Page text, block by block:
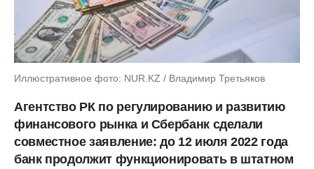
Иллюстративное фото: NUR.KZ / Владимир Третьяков
Агентство РК по регулированию и развитию
финансового рынка и Сбербанк сделали
совместное заявление: до 12 июля 2022 года
банк продолжит функционировать в штатном